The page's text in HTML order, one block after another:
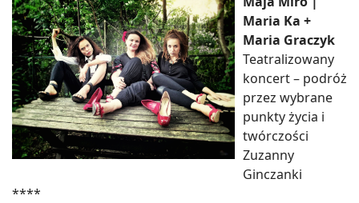
Maria Ka +
Maria Graczyk
Teatralizowany
koncert – podróż
przez wybrane
punkty życia i
twórczości
Zuzanny
Ginczanki
****